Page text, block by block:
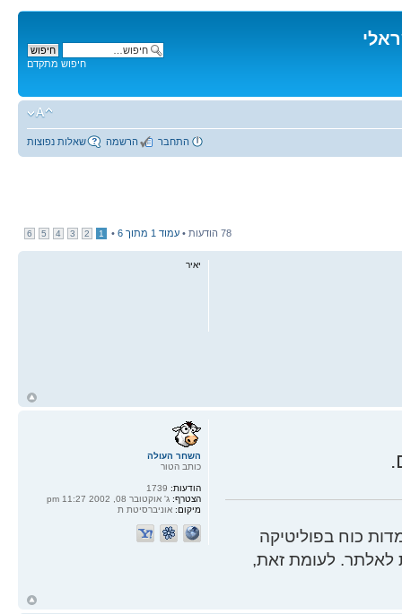
חיפוש מתקדם
שאלות נפוצות הרשמה התחבר
78 הודעות • עמוד 1 מתוך 6
•
1
2
3
4
5
6
יאיר
כוח בפוליטיקה
לאלתר. לעומת זאת,
השחר העולה
כותב הטור
הודעות:1739
הצטרף:ג' אוקטובר 08, 2002 11:27 pm
מיקום:אוניברסיטת ת